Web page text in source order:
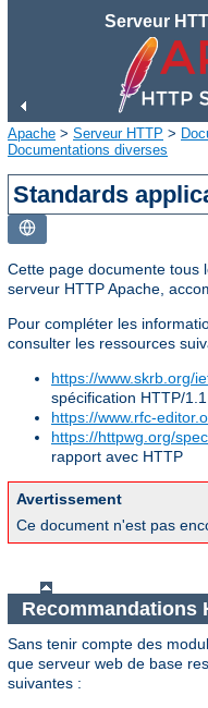
Serveur
Apache > Serveur HTTP >
Documentations diverses
Standards
Cette page documente tous
serveur HTTP Apache,
Pour compléter les
consulter les ressources
https://www.skrb.org/
spécification HTTP/1.1
https://www.rfc-
https://httpwg.org/
rapport avec HTTP
Avertissement
Ce document n'est pas
Recommandations
Sans tenir compte des
que serveur web de base
suivantes :